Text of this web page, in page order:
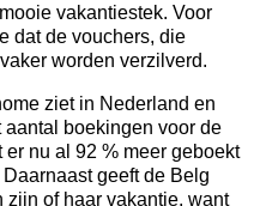
vakantiestek. Voor
dat de vouchers, die
worden verzilverd.
ziet in Nederland en
boekingen voor de
nu al 92 % meer geboekt
geeft de Belg
of haar vakantie, want